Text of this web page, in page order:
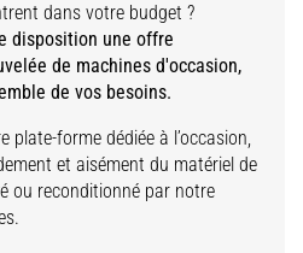
dans votre budget ?
disposition une offre
de machines d'occasion,
de vos besoins.
plate-forme dédiée à l’occasion,
et aisément du matériel de
ou reconditionné par notre